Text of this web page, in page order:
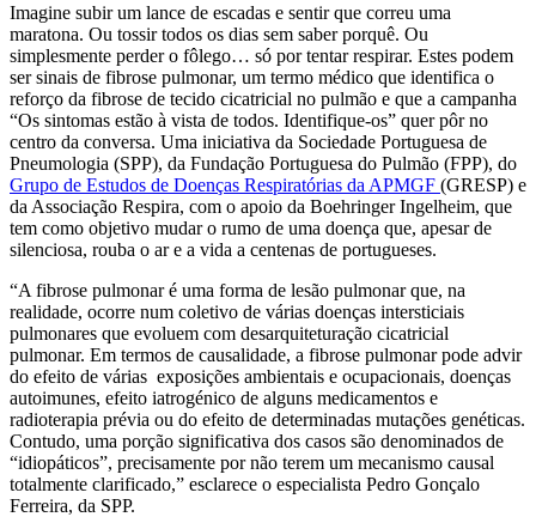
Imagine subir um lance de escadas e sentir que correu uma
maratona. Ou tossir todos os dias sem saber porquê. Ou
simplesmente perder o fôlego… só por tentar respirar. Estes podem
ser sinais de fibrose pulmonar, um termo médico que identifica o
reforço da fibrose de tecido cicatricial no pulmão e que a campanha
“Os sintomas estão à vista de todos. Identifique-os” quer pôr no
centro da conversa. Uma iniciativa da Sociedade Portuguesa de
Pneumologia (SPP), da Fundação Portuguesa do Pulmão (FPP), do
Grupo de Estudos de Doenças Respiratórias da APMGF (GRESP) e
da Associação Respira, com o apoio da Boehringer Ingelheim, que
tem como objetivo mudar o rumo de uma doença que, apesar de
silenciosa, rouba o ar e a vida a centenas de portugueses.
“A fibrose pulmonar é uma forma de lesão pulmonar que, na
realidade, ocorre num coletivo de várias doenças intersticiais
pulmonares que evoluem com desarquiteturação cicatricial
pulmonar. Em termos de causalidade, a fibrose pulmonar pode advir
do efeito de várias exposições ambientais e ocupacionais, doenças
autoimunes, efeito iatrogénico de alguns medicamentos e
radioterapia prévia ou do efeito de determinadas mutações genéticas.
Contudo, uma porção significativa dos casos são denominados de
“idiopáticos”, precisamente por não terem um mecanismo causal
totalmente clarificado,” esclarece o especialista Pedro Gonçalo
Ferreira, da SPP.